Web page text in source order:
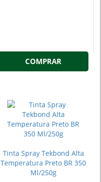
COMPRAR
Tinta Spray Tekbond Alta
Temperatura Preto BR 350
Ml/250g